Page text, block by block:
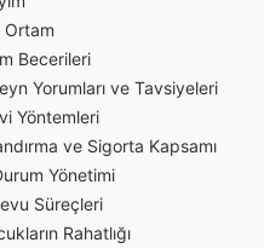
Ortam
Becerileri
Yorumları ve Tavsiyeleri
Yöntemleri
ve Sigorta Kapsamı
Yönetimi
Süreçleri
Rahatlığı